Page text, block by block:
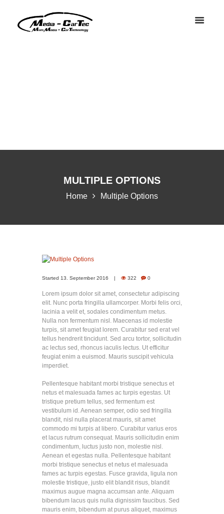
MULTIPLE OPTIONS
Home Multiple Options
Started 13. September 2016 322 0
Lorem ipsum dolor sit amet, consectetur adipiscing
elit. Nunc porta fringilla ullamcorper. Morbi felis orci,
lacinia a velit et, sodales condimentum metus.
Nulla non fermentum nisl. Maecenas id molestie
turpis, sit amet feugiat lorem. Curabitur sed erat vel
tellus hendrerit tincidunt. Sed arcu tortor, sollicitudin
ac lectus sed, rhoncus iaculis lectus. Ut efficitur
feugiat enim a euismod. Mauris suscipit vehicula
imperdiet.
Pellentesque habitant morbi tristique senectus et
netus et malesuada fames ac turpis egestas. Ut
tristique pretium tellus, sed fermentum est
vestibulum id. Aenean semper, odio sed fringilla
blandit, nisl nulla placerat mauris, sit amet
commodo mi turpis at libero. Curabitur varius eros
et lacus rutrum consequat. Mauris sollicitudin enim
condimentum, luctus justo non, molestie nisl.
Aenean et egestas nulla. Pellentesque habitant
morbi tristique senectus et netus et malesuada
fames ac turpis egestas. Fusce gravida, ligula non
molestie tristique, justo elit blandit risus, blandit
maximus augue magna accumsan ante. Aliquam
bibendum lacus quis nulla dignissim faucibus. Sed
mauris enim, bibendum at purus aliquet, maximus